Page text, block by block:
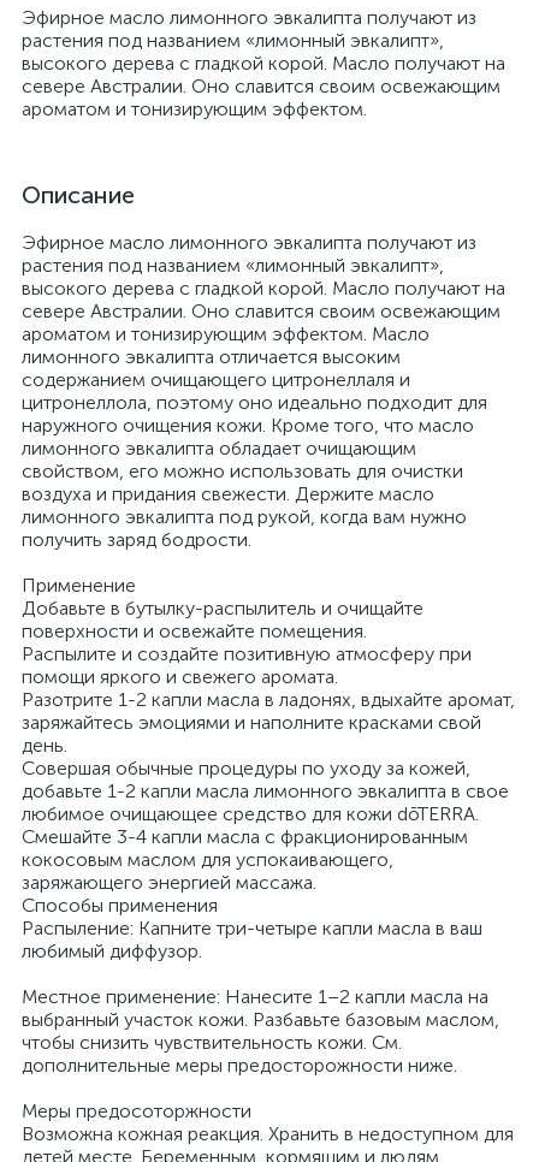
Эфирное масло лимонного эвкалипта получают из
растения под названием «лимонный эвкалипт»,
высокого дерева с гладкой корой. Масло получают на
севере Австралии. Оно славится своим освежающим
ароматом и тонизирующим эффектом.
Описание
Эфирное масло лимонного эвкалипта получают из
растения под названием «лимонный эвкалипт»,
высокого дерева с гладкой корой. Масло получают на
севере Австралии. Оно славится своим освежающим
ароматом и тонизирующим эффектом. Масло
лимонного эвкалипта отличается высоким
содержанием очищающего цитронеллаля и
цитронеллола, поэтому оно идеально подходит для
наружного очищения кожи. Кроме того, что масло
лимонного эвкалипта обладает очищающим
свойством, его можно использовать для очистки
воздуха и придания свежести. Держите масло
лимонного эвкалипта под рукой, когда вам нужно
получить заряд бодрости.
Применение
Добавьте в бутылку-распылитель и очищайте
поверхности и освежайте помещения.
Распылите и создайте позитивную атмосферу при
помощи яркого и свежего аромата.
Разотрите 1-2 капли масла в ладонях, вдыхайте аромат,
заряжайтесь эмоциями и наполните красками свой
день.
Совершая обычные процедуры по уходу за кожей,
добавьте 1-2 капли масла лимонного эвкалипта в свое
любимое очищающее средство для кожи dōTERRA.
Смешайте 3-4 капли масла с фракционированным
кокосовым маслом для успокаивающего,
заряжающего энергией массажа.
Способы применения
Распыление: Капните три-четыре капли масла в ваш
любимый диффузор.
Местное применение: Нанесите 1–2 капли масла на
выбранный участок кожи. Разбавьте базовым маслом,
чтобы снизить чувствительность кожи. См.
дополнительные меры предосторожности ниже.
Меры предосоторжности
Возможна кожная реакция. Хранить в недоступном для
детей месте. Беременным, кормящим и людям,